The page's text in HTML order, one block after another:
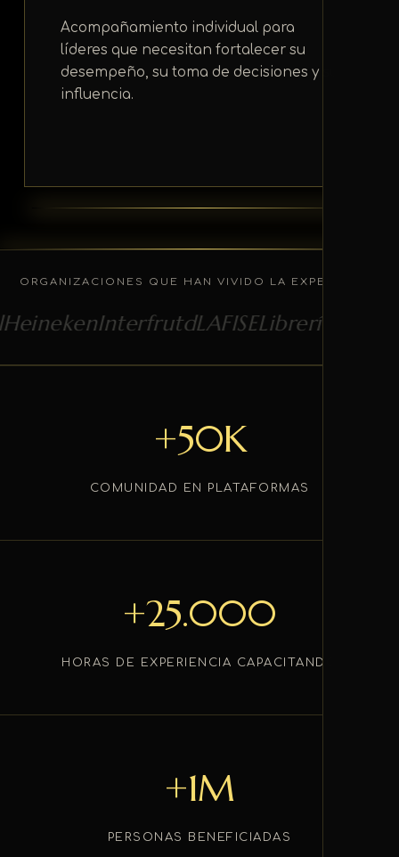
Acompañamiento individual para
líderes que necesitan fortalecer su
desempeño, su toma de decisiones y su
influencia.
ORGANIZACIONES QUE HAN VIVIDO LA EXPERIENCIA
InterfrutdLAFISELibrería
+50K
COMUNIDAD EN PLATAFORMAS
+25.000
HORAS DE EXPERIENCIA CAPACITANDO
+1M
PERSONAS BENEFICIADAS